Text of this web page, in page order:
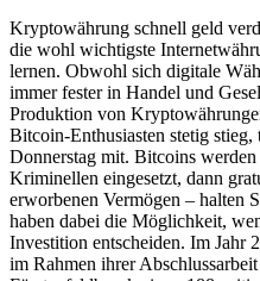
Kryptowährung schnell geld
die wohl wichtigste
lernen. Obwohl sich digitale
immer fester in Handel und
Produktion von
Bitcoin-Enthusiasten stetig
Donnerstag mit. Bitcoins
Kriminellen eingesetzt, dann
erworbenen Vermögen – halten
haben dabei die Möglichkeit,
Investition entscheiden. Im Jahr
im Rahmen ihrer